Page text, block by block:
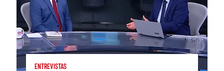
ENTREVISTAS